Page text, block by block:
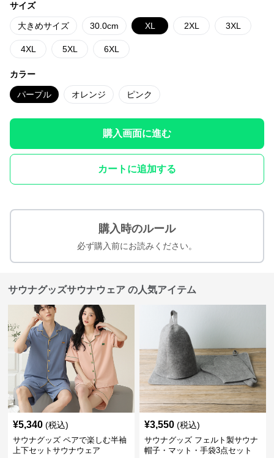
サイズ
大きめサイズ 30.0cm XL 2XL 3XL
4XL 5XL 6XL
カラー
パープル オレンジ ピンク
購入画面に進む
カートに追加する
購入時のルール
必ず購入前にお読みください。
サウナグッズサウナウェア の人気アイテム
¥5,340 (税込)
サウナグッズ ペアで楽しむ半袖
上下セットサウナウェア
¥3,550 (税込)
サウナグッズ フェルト製サウナ
帽子・マット・手袋3点セット